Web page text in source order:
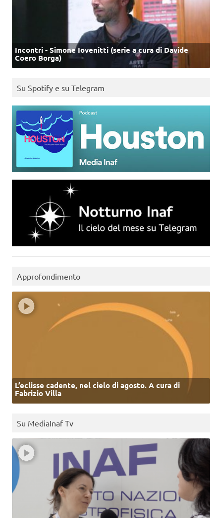
Incontri - Simone Iovenitti (serie a cura di Davide
Coero Borga)
Su Spotify e su Telegram
Approfondimento
L’eclisse cadente, nel cielo di agosto. A cura di
Fabrizio Villa
Su MediaInaf Tv